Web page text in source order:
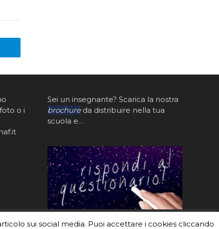
o i
Sei un insegnante? Scarica la nostra
brochureda distribuire nella tua
scuola e…
sui social media. Puoi accettare i cookies cliccando